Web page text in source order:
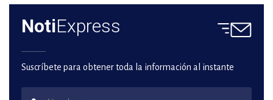
NotiExpress
Suscríbete para obtener toda la información al instante